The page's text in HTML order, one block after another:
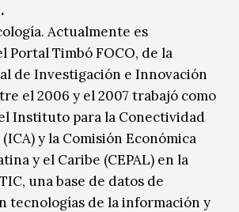
Actualmente es
Portal Timbó FOCO, de la
de Investigación e Innovación
el 2006 y el 2007 trabajó como
Instituto para la Conectividad
y la Comisión Económica
y el Caribe (CEPAL) en la
una base de datos de
tecnologías de la información y